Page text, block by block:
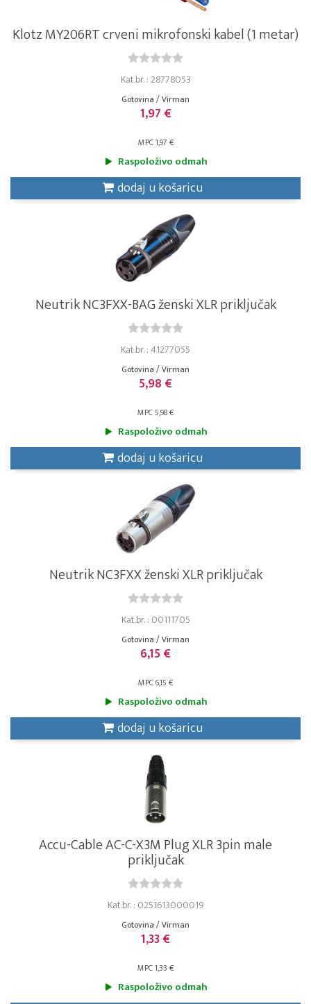
Klotz MY206RT crveni mikrofonski kabel (1 metar)
Kat.br. : 28778053
Gotovina / Virman
1,97 €
MPC 1,97 €
Raspoloživo odmah
dodaj u košaricu
Neutrik NC3FXX-BAG ženski XLR priključak
Kat.br. : 41277055
Gotovina / Virman
5,98 €
MPC 5,98 €
Raspoloživo odmah
dodaj u košaricu
Neutrik NC3FXX ženski XLR priključak
Kat.br. : 00111705
Gotovina / Virman
6,15 €
MPC 6,15 €
Raspoloživo odmah
dodaj u košaricu
Accu-Cable AC-C-X3M Plug XLR 3pin male
priključak
Kat.br. : 0251613000019
Gotovina / Virman
1,33 €
MPC 1,33 €
Raspoloživo odmah